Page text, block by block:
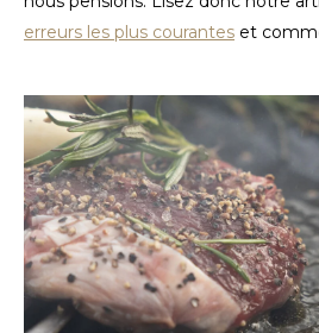
erreurs les plus courantes et